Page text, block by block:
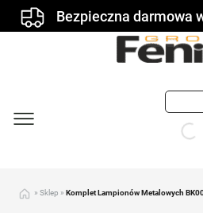
Bezpieczna darmowa
» Sklep » Komplet Lampionów Metalowych